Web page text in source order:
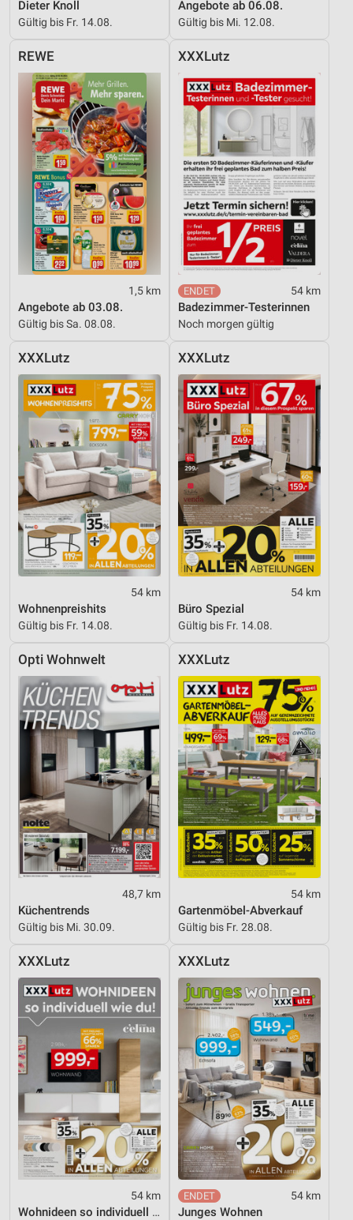
Dieter Knoll
Gültig bis Fr. 14.08.
Angebote ab 06.08.
Gültig bis Mi. 12.08.
REWE
1,5 km
Angebote ab 03.08.
Gültig bis Sa. 08.08.
XXXLutz
54 km
Badezimmer-Testerinnen
Noch morgen gültig
XXXLutz
54 km
Wohnenpreishits
Gültig bis Fr. 14.08.
XXXLutz
54 km
Büro Spezial
Gültig bis Fr. 14.08.
Opti Wohnwelt
48,7 km
Küchentrends
Gültig bis Mi. 30.09.
XXXLutz
54 km
Gartenmöbel-Abverkauf
Gültig bis Fr. 28.08.
XXXLutz
54 km
Wohnideen so individuell wie du!
XXXLutz
54 km
Junges Wohnen
Kombinationen von Daten aus verschiedenen
Quellen
Entwicklung und Verbesserung der Angebote
Verwendung reduzierter Daten zur Auswahl von
Inhalten
IAB-Besonderheiten:
Verwendung genauer Standortdaten
Geräte anhand von aktiv angeforderten
Informationen identifizieren
Nicht-IAB-Verarbeitungszwecke:
Notwendig
Performance
Funktional